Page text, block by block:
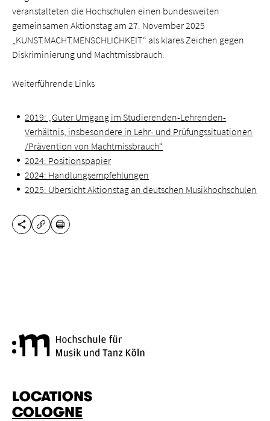
veranstalteten die Hochschulen einen bundesweiten
gemeinsamen Aktionstag am 27. November 2025
„KUNST.MACHT.MENSCHLICHKEIT.“ als klares Zeichen gegen
Diskriminierung und Machtmissbrauch.
Weiterführende Links
2019: „Guter Umgang im Studierenden-Lehrenden-
Verhältnis, insbesondere in Lehr- und Prüfungssituationen
/Prävention von Machtmissbrauch“
2024: Positionspapier
2024: Handlungsempfehlungen
2025: Übersicht Aktionstag an deutschen Musikhochschulen
SHARE THIS PAGE
COPY URL
PRINT
LOCATIONS
COLOGNE